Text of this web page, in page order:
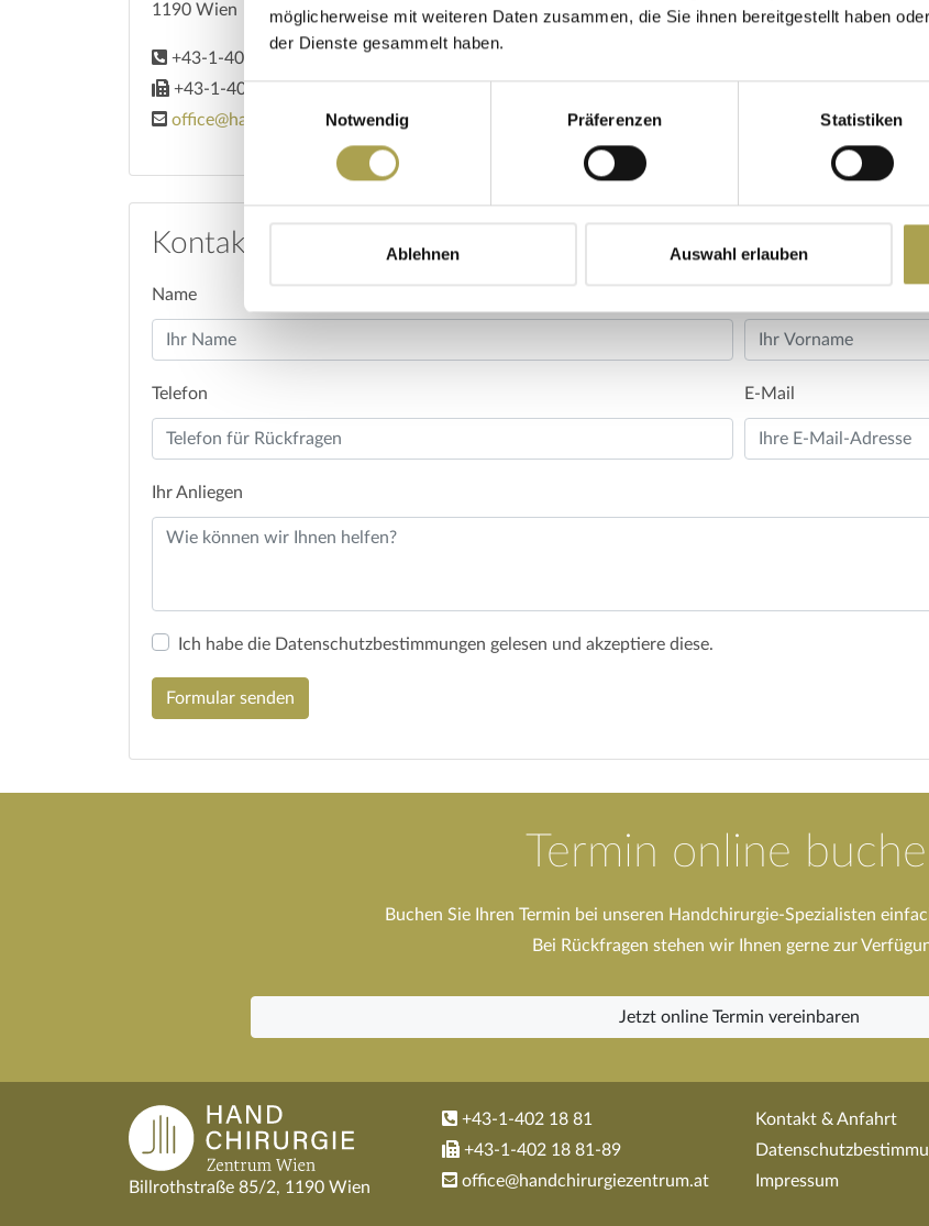
möglicherweise mit weiteren Daten zusammen, die Sie ihnen bereitgestellt haben
der Dienste gesammelt haben.
Einwilligungsauswahl
Notwendig
Präferenzen Statistiken
Ablehnen Auswahl erlauben
1190 Wien
+43-1-402 18 81
+43-1-402 18 81-89
office@handchirurgiezentrum.at
Zentrum ist mit
Autobus:
Kontaktformular
Name
Telefon E-Mail
Ihr Anliegen
Ich habe die Datenschutzbestimmungen gelesen und akzeptiere diese.
Formular senden
Termin online
Buchen Sie Ihren Termin bei unseren Handchirurgie-Spezialisten
Bei Rückfragen stehen wir Ihnen gerne zur
Jetzt online Termin vereinbaren
Billrothstraße 85/2, 1190 Wien
+43-1-402 18 81
+43-1-402 18 81-89
office@handchirurgiezentrum.at
Kontakt & Anfahrt
Impressum